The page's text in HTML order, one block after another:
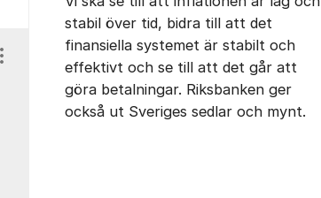
Visa/dölj inställningar för inlägg/kommentar
stabil över tid, bidra till att det
finansiella systemet är stabilt och
effektivt och se till att det går att
göra betalningar. Riksbanken ger
också ut Sveriges sedlar och mynt.